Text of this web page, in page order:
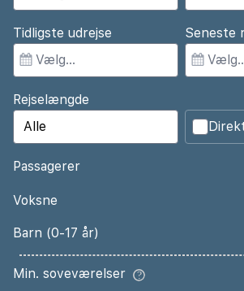
Tidligste udrejse Seneste
Rejselængde
Passagerer
Voksne
Barn (0-17 år)
Min. soveværelser